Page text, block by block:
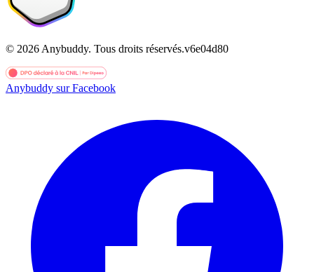
© 2026 Anybuddy. Tous droits réservés.v6e04d80
Anybuddy sur Facebook